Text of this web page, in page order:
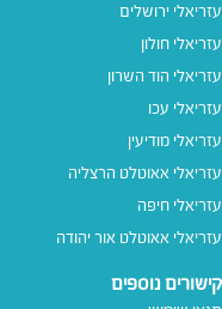
עזריאלי ירושלים
עזריאלי חולון
עזריאלי הוד השרון
עזריאלי עכו
עזריאלי מודיעין
עזריאלי אאוטלט הרצליה
עזריאלי חיפה
עזריאלי אאוטלט אור יהודה
קישורים נוספים